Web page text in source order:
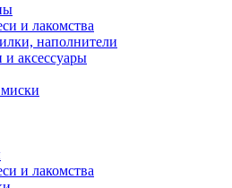
и лакомства
наполнители
аксессуары
и лакомства